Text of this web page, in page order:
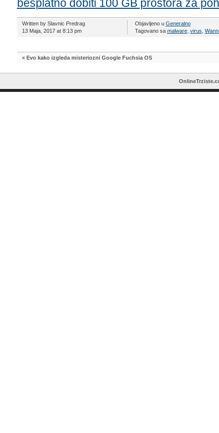
besplatno dobiti 100 GB prostora za
Written by Slavnic Predrag
13 Maja, 2017 at 8:13 pm
Objavljeno u Generalno
Tagovano sa malware, virus
« Evo kako izgleda misteriozni Google Fuchsia OS